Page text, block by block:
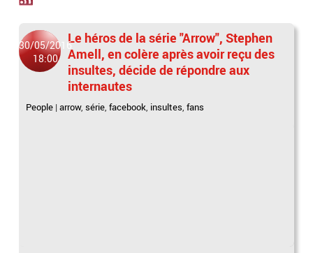
30/05/2016
18:00
Le héros de la série "Arrow", Stephen
Amell, en colère après avoir reçu des
insultes, décide de répondre aux
internautes
People |arrow,série,facebook, insultes,fans